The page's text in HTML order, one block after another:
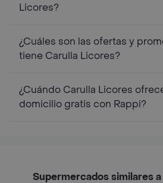
Licores?
¿Cuáles son las ofertas y
tiene Carulla Licores?
¿Cuándo Carulla Licores
domicilio gratis con Rappi?
Supermercados similares